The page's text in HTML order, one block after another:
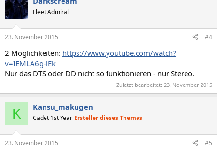
Fleet Admiral
23. November 2015 #4
2 Möglichkeiten: https://www.youtube.com/watch?
v=IEMLA6g-lEk
Nur das DTS oder DD nicht so funktionieren - nur Stereo.
Zuletzt bearbeitet: 23. November 2015
K Kansu_makugen
Cadet 1st Year Ersteller dieses Themas
23. November 2015 #5